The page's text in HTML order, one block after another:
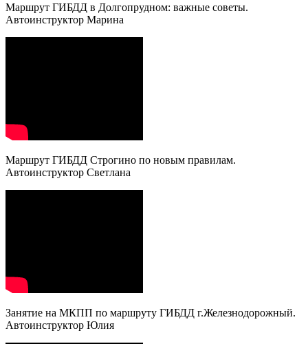
Маршрут ГИБДД в Долгопрудном: важные советы.
Автоинструктор Марина
Маршрут ГИБДД Строгино по новым правилам.
Автоинструктор Светлана
Занятие на МКПП по маршруту ГИБДД г.Железнодорожный.
Автоинструктор Юлия